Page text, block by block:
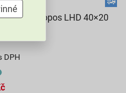
k liště Kopos LHD 40×20
DPH